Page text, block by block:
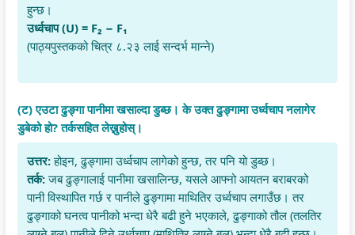
हुन्छ।
उर्ध्वचाप (U) = F₂ − F₁
(पाठ्यपुस्तकको चित्र ८.२३ लाई सन्दर्भ मान्ने)
(ट) एउटा ढुङ्गा पानीमा खसाल्दा डुब्छ। के उक्त ढुङ्गामा उर्ध्वचाप नलागेर
डुबेको हो? तर्कसहित लेख्नुहोस्।
उत्तर:होइन, ढुङ्गामा उर्ध्वचाप लागेको हुन्छ, तर पनि यो डुब्छ।
तर्क:जब ढुङ्गालाई पानीमा खसालिन्छ, यसले आफ्नो आयतन बराबरको
पानी विस्थापित गर्छ र पानीले ढुङ्गामा माथितिर उर्ध्वचाप लगाउँछ। तर
ढुङ्गाको घनत्व पानीको भन्दा धेरै बढी हुने भएकाले, ढुङ्गाको तौल (तलतिर